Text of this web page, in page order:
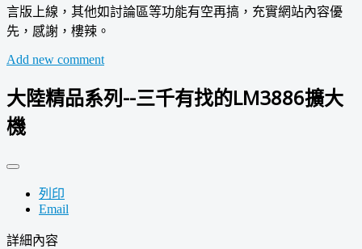
言版上線，其他如討論區等功能有空再搞，充實網站內容優
先，感謝，樓辣。
Add new comment
大陸精品系列--三千有找的LM3886擴大
機
列印
Email
詳細內容